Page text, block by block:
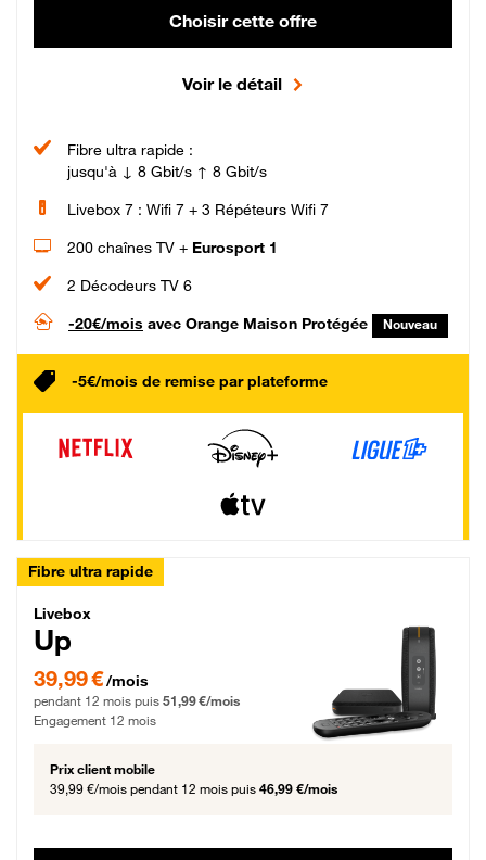
Choisir cette offre
Voir le détail
Fibre ultra rapide :
jusqu'à ↓ 8 Gbit/s ↑ 8 Gbit/s
Livebox 7 : Wifi 7 + 3 Répéteurs Wifi 7
200 chaînes TV + Eurosport 1
2 Décodeurs TV 6
-20€/mois avec Orange Maison Protégée Nouveau
-5€/mois de remise par plateforme
Fibre ultra rapide
Livebox Up Fibre
Livebox
Up
39,99 € par mois pendant 12 mois puis 51,99 € par mois, Engagement 12 mois
39,99 €/mois
pendant 12 mois puis 51,99 €/mois
Engagement 12 mois
Prix client mobile
39,99 €/mois pendant 12 mois puis 46,99 €/mois